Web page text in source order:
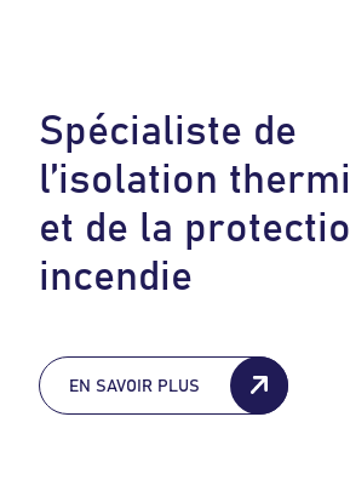
Spécialiste d e
l’isolation t hermi
et d e la protectio
incend ie
EN SAVOIR PLUS